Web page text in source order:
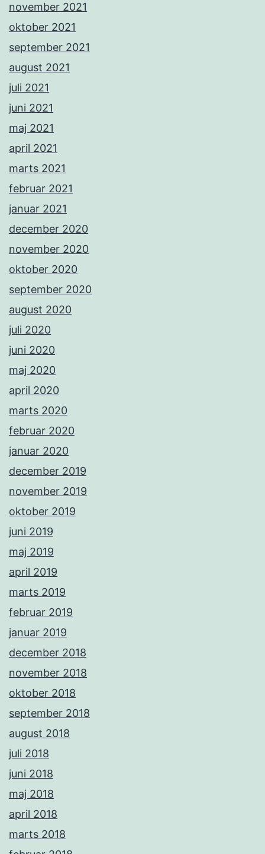
november 2021
oktober 2021
september 2021
august 2021
juli 2021
juni 2021
maj 2021
april 2021
marts 2021
februar 2021
januar 2021
december 2020
november 2020
oktober 2020
september 2020
august 2020
juli 2020
juni 2020
maj 2020
april 2020
marts 2020
februar 2020
januar 2020
december 2019
november 2019
oktober 2019
juni 2019
maj 2019
april 2019
marts 2019
februar 2019
januar 2019
december 2018
november 2018
oktober 2018
september 2018
august 2018
juli 2018
juni 2018
maj 2018
april 2018
marts 2018